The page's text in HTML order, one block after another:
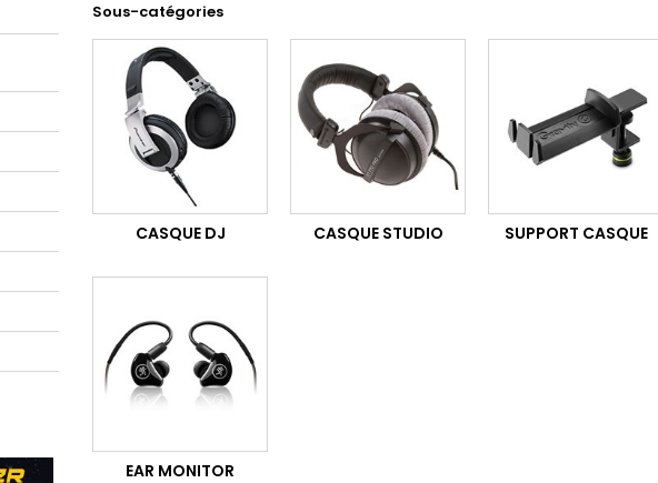
Sous-catégories
CASQUE DJ CASQUE STUDIO SUPPORT CASQUE
EAR MONITOR